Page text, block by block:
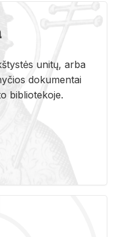
unitų, arba
dokumentai
bibliotekoje.